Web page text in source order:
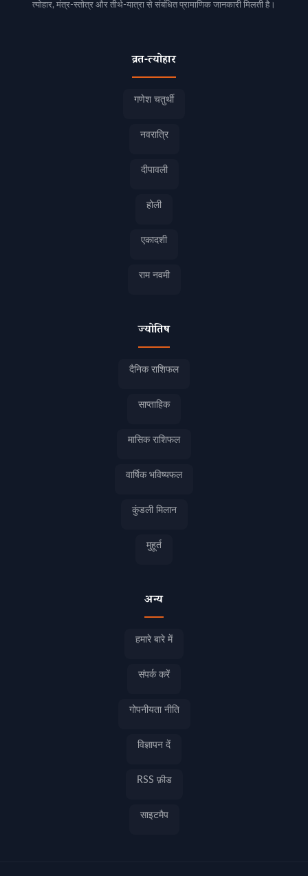
त्योहार, मंत्र-स्तोत्र और तीर्थ-यात्रा से संबंधित प्रामाणिक जानकारी मिलती है।
व्रत-त्योहार
गणेश चतुर्थी
नवरात्रि
दीपावली
होली
एकादशी
राम नवमी
ज्योतिष
दैनिक राशिफल
साप्ताहिक
मासिक राशिफल
वार्षिक भविष्यफल
कुंडली मिलान
मुहूर्त
अन्य
हमारे बारे में
संपर्क करें
गोपनीयता नीति
विज्ञापन दें
RSS फ़ीड
साइटमैप